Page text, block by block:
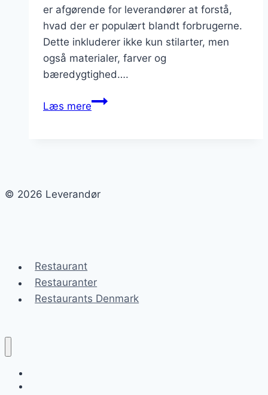
er afgørende for leverandører at forstå,
hvad der er populært blandt forbrugerne.
Dette inkluderer ikke kun stilarter, men
også materialer, farver og
bæredygtighed….
Læs mereLeverandør
med
© 2026 Leverandør
Restaurant
Restauranter
Restaurants Denmark